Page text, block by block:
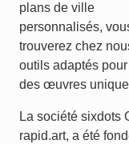
plans de ville
personnalisés,
trouverez chez
outils adaptés
des œuvres
La société sixdots
rapid.art, a été